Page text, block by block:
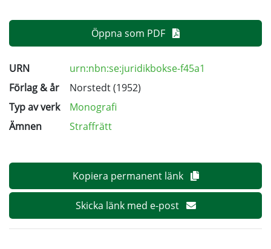
Öppna som PDF
URN
urn:nbn:se:juridikbokse-f45a1
Förlag & år
Norstedt (1952)
Typ av verk
Monografi
Ämnen
Straffrätt
Kopiera permanent länk
Skicka länk med e-post